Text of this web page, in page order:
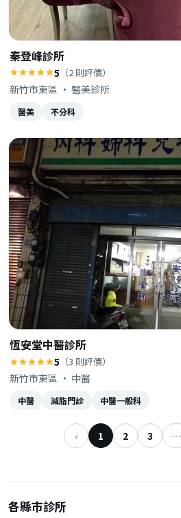
秦登峰診所
5 （2 則評價）
新竹市東區 · 醫美診所
醫美 不分科
恆安堂中醫診所
5 （3 則評價）
新竹市東區 · 中醫
中醫 減脂門診 中醫一般科
‹ 1 2 3 …
各縣市診所